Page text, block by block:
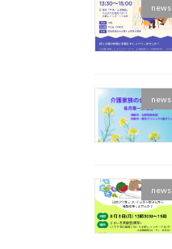
news
news
news